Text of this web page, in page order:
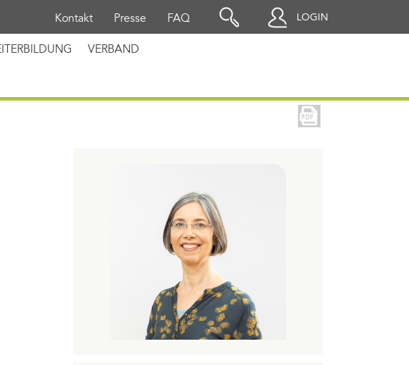
Kontakt Presse FAQ LOGIN
VERBAND